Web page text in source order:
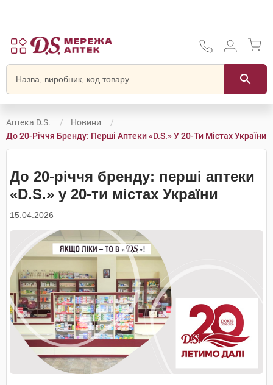
Аптека D.S.
Новини
До 20-Річчя Бренду: Перші Аптеки «D.S.» У 20-Ти Містах України
До 20-річчя бренду: перші аптеки
«D.S.» у 20-ти містах України
15.04.2026